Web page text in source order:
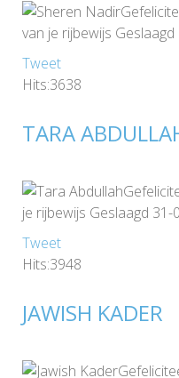
van je rijbewijs
Tweet
Hits:3638
TARA
je rijbewijs Geslaagd 31-
Tweet
Hits:3948
JAWISH KADER